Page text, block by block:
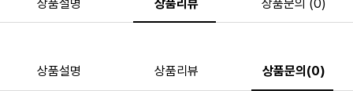
상품설명 상품리뷰 상품문의 (0)
상품설명 상품리뷰 상품문의(0)